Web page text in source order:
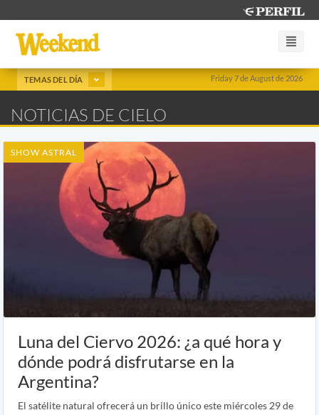
Friday 7 de August de 2026
TEMAS DEL DÍA
NOTICIAS DE CIELO
SHOW ASTRAL
Luna del Ciervo 2026: ¿a qué hora y
dónde podrá disfrutarse en la
Argentina?
El satélite natural ofrecerá un brillo único este miércoles 29 de